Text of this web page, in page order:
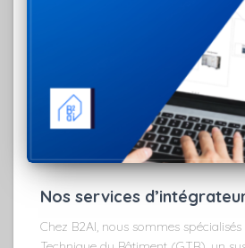
Nos services
Chez B2AI, nous sommes